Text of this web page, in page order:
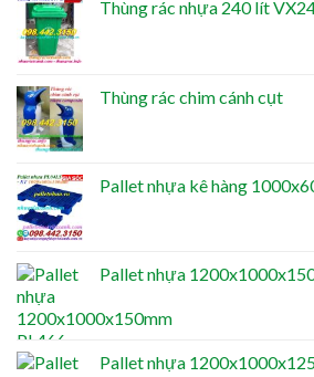
Thùng rác nhựa 240 lít
Thùng rác chim cánh cụt
Pallet nhựa kê hàng
Pallet nhựa
Pallet nhựa